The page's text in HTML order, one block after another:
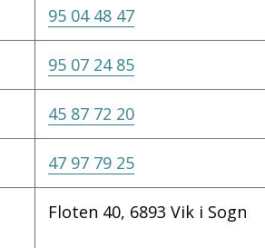
95 04 48 47
95 07 24 85
45 87 72 20
47 97 79 25
Floten 40, 6893 Vik i Sogn